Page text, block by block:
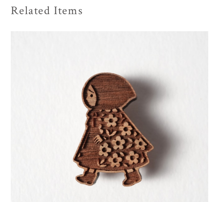
Related Items